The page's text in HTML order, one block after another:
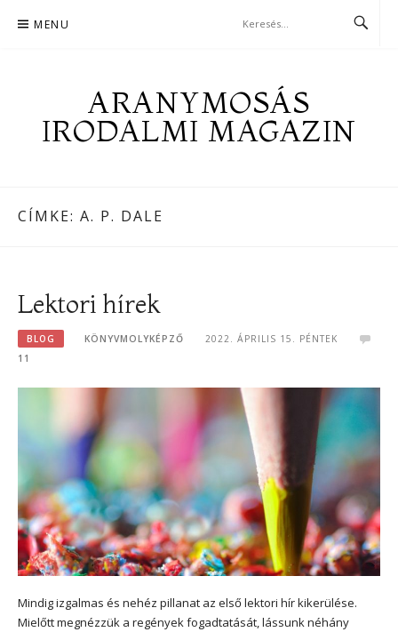
MENU
ARANYMOSÁS
IRODALMI MAGAZIN
CÍMKE: A. P. DALE
Lektori hírek
BLOG KÖNYVMOLYKÉPZŐ
2022. ÁPRILIS 15. PÉNTEK
11
Mindig izgalmas és nehéz pillanat az első lektori hír kikerülése.
Mielőtt megnézzük a regények fogadtatását, lássunk néhány